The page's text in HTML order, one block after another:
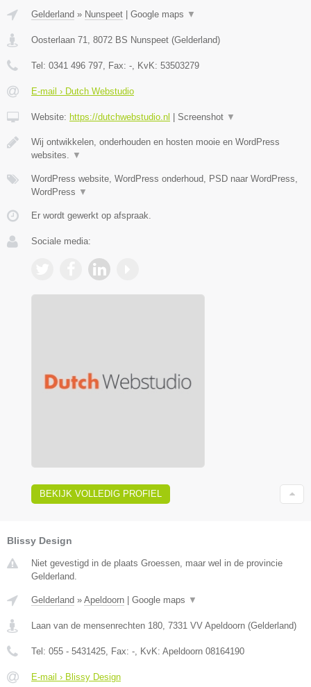
Gelderland » Nunspeet Google maps ▼
Oosterlaan 71 8072 BS Nunspeet (Gelderland)
Tel: 0341 496 797 , Fax: - , KvK: 53503279
E-mail › Dutch Webstudio
Website: https://dutchwebstudio.nl Screenshot ▼
Wij ontwikkelen, onderhouden en hosten mooie en WordPress
websites.
▼
WordPress website, WordPress onderhoud, PSD naar WordPress,
WordPress ▼
Er wordt gewerkt op afspraak.
Sociale media:
BEKIJK VOLLEDIG PROFIEL
Blissy Design
Niet gevestigd in de plaats Groessen, maar wel in de provincie
Gelderland.
Gelderland » Apeldoorn Google maps ▼
Laan van de mensenrechten 180 7331 VV Apeldoorn (Gelderland)
Tel: 055 - 5431425 , Fax: - , KvK: Apeldoorn 08164190
E-mail › Blissy Design